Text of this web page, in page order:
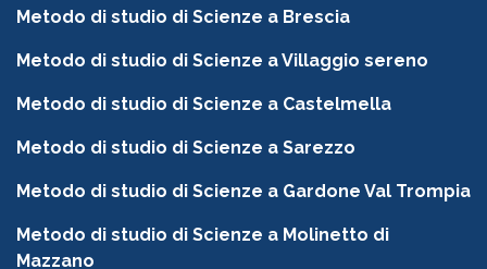
Metodo di studio di Scienze a Brescia
Metodo di studio di Scienze a Villaggio sereno
Metodo di studio di Scienze a Castelmella
Metodo di studio di Scienze a Sarezzo
Metodo di studio di Scienze a Gardone Val Trompia
Metodo di studio di Scienze a Molinetto di
Mazzano